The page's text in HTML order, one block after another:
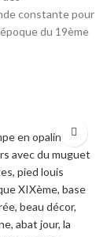
constante pour
du 19ème